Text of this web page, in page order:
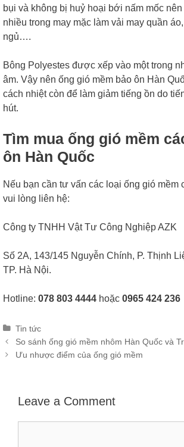
bụi và không bị huỷ hoại bới nấm mốc
nhiều trong may mặc làm vải may quần
ngủ….
Bông Polyestes được xếp vào một trong
âm. Vậy nên ống gió mềm bảo ôn Hàn
cách nhiệt còn để làm giảm tiếng ồn do
hút.
Tìm mua ống gió mềm
ôn Hàn Quốc
Nếu bạn cần tư vấn các loại ống gió mềm
vui lòng liên hệ:
Công ty TNHH Vật Tư Công Nghiệp AZK
Số 2A, 143/145 Nguyễn Chính, P. Thịnh
TP. Hà Nội.
Hotline: 078 803 4444 hoặc 0965 424 236
Categories
Tin tức
Post
navigation
So sánh ống gió mềm nhôm Hàn Quốc và
Ưu nhược điểm của ống gió mềm
Leave a Comment